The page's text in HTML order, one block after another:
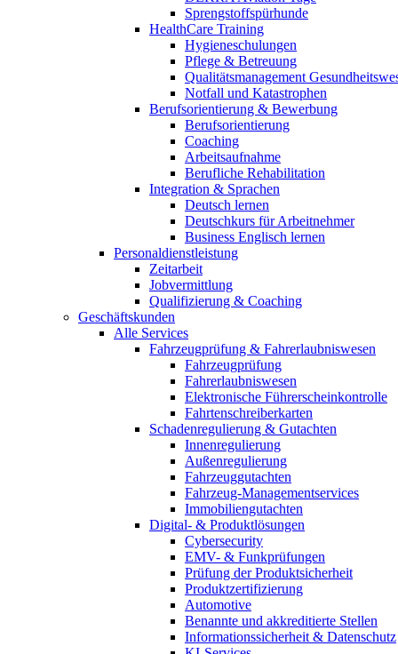
Sprengstoffspürhunde
HealthCare Training
Hygieneschulungen
Pflege & Betreuung
Qualitätsmanagement
Notfall und Katastrophen
Berufsorientierung & Bewerbung
Berufsorientierung
Coaching
Arbeitsaufnahme
Berufliche Rehabilitation
Integration & Sprachen
Deutsch lernen
Deutschkurs für Arbeitnehmer
Business Englisch lernen
Personaldienstleistung
Zeitarbeit
Jobvermittlung
Qualifizierung & Coaching
Geschäftskunden
Alle Services
Fahrzeugprüfung & Fahrerlaubniswesen
Fahrzeugprüfung
Fahrerlaubniswesen
Elektronische Führerscheinkontrolle
Fahrtenschreiberkarten
Schadenregulierung & Gutachten
Innenregulierung
Außenregulierung
Fahrzeuggutachten
Fahrzeug-Managementservices
Immobiliengutachten
Digital- & Produktlösungen
Cybersecurity
EMV- & Funkprüfungen
Prüfung der Produktsicherheit
Produktzertifizierung
Automotive
Benannte und akkreditierte Stellen
Informationssicherheit & Datenschutz